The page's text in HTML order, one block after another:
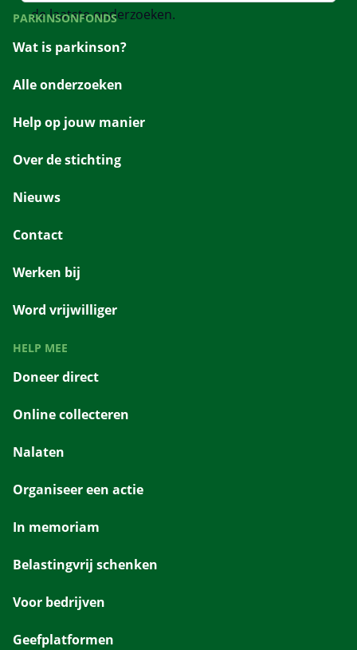
de laatste onderzoeken.
PARKINSONFONDS
Wat is parkinson?
Alle onderzoeken
Help op jouw manier
Over de stichting
Nieuws
Contact
Werken bij
Word vrijwilliger
HELP MEE
Doneer direct
Online collecteren
Nalaten
Organiseer een actie
In memoriam
Belastingvrij schenken
Voor bedrijven
Geefplatformen